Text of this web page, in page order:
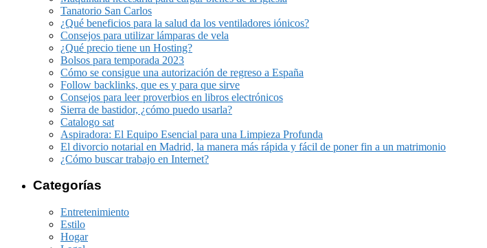
Tanatorio San Carlos
¿Qué beneficios para la salud da los ventiladores iónicos?
Consejos para utilizar lámparas de vela
¿Qué precio tiene un Hosting?
Bolsos para temporada 2023
Cómo se consigue una autorización de regreso a España
Follow backlinks, que es y para que sirve
Consejos para leer proverbios en libros electrónicos
Sierra de bastidor, ¿cómo puedo usarla?
Catalogo sat
Aspiradora: El Equipo Esencial para una Limpieza Profunda
El divorcio notarial en Madrid, la manera más rápida y fácil de poner fin a un matrimonio
¿Cómo buscar trabajo en Internet?
Categorías
Entretenimiento
Estilo
Hogar